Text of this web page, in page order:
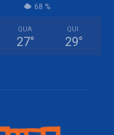
68 %
QUA
27°
QUI
29°